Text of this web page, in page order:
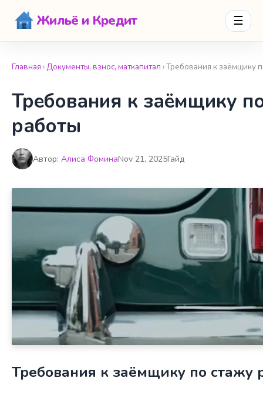
Жильё и Кредит ☰
Главная ›Документы, взнос, маткапитал › Требования к заёмщику
Требования к заёмщику
работы
Автор: Алиса ФоминаNov 21, 2025Гайд
Требования к заёмщику по стажу